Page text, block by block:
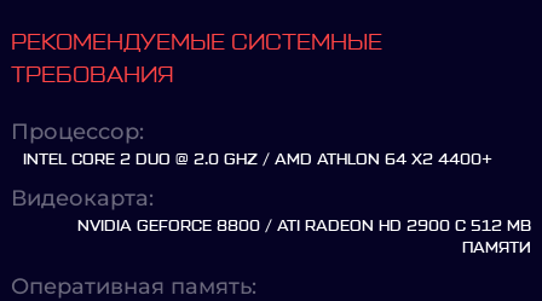
РЕКОМЕНДУЕМЫЕ СИСТЕМНЫЕ
ТРЕБОВАНИЯ
Процессор:
INTEL CORE 2 DUO @ 2.0 GHZ / AMD ATHLON 64 X2 4400+
Видеокарта:
NVIDIA GEFORCE 8800 / ATI RADEON HD 2900 С 512 MB
ПАМЯТИ
Оперативная память: